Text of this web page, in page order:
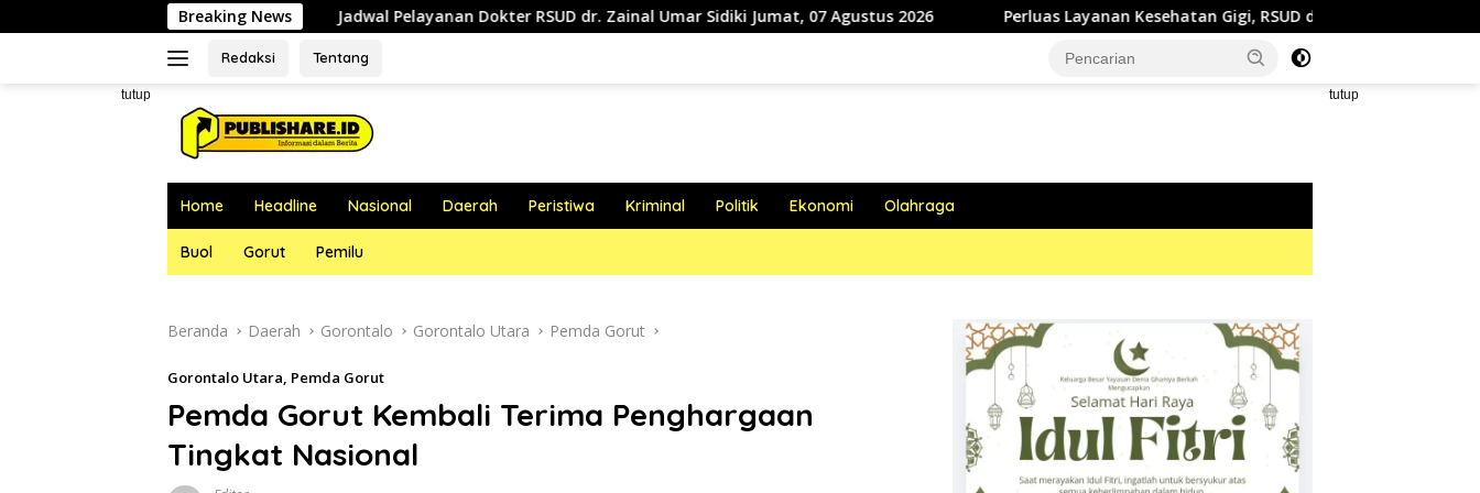
ke
Breaking News
Jadwal Pelayanan Dokter RSUD dr. Zainal Umar Sidiki Jumat, 07 Agustus 2026 Perluas Layanan Kesehatan Gigi, RSUD dr. Zainal Umar Sidiki Proses Kredensial
Redaksi Tentang
tutup tutup
Home Headline Nasional Daerah Peristiwa Kriminal Politik Ekonomi Olahraga
Buol Gorut Pemilu
Beranda Daerah Gorontalo Gorontalo Utara Pemda Gorut
Gorontalo Utara, Pemda Gorut
Pemda Gorut Kembali Terima Penghargaan
Tingkat Nasional